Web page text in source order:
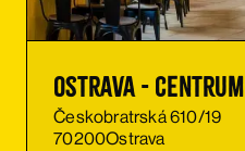
Ostrava - Centrum
Českobratrská 610/19
70200Ostrava